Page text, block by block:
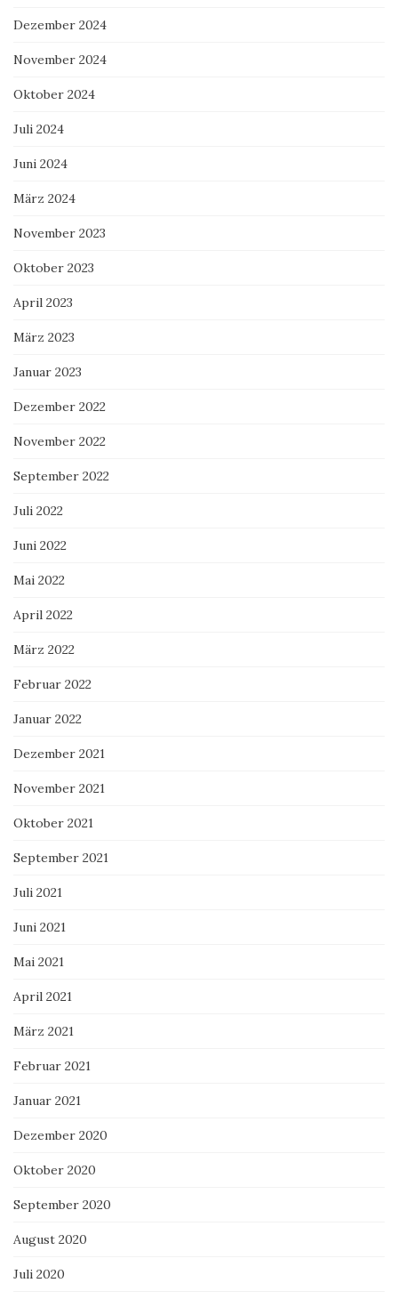
Dezember 2024
November 2024
Oktober 2024
Juli 2024
Juni 2024
März 2024
November 2023
Oktober 2023
April 2023
März 2023
Januar 2023
Dezember 2022
November 2022
September 2022
Juli 2022
Juni 2022
Mai 2022
April 2022
März 2022
Februar 2022
Januar 2022
Dezember 2021
November 2021
Oktober 2021
September 2021
Juli 2021
Juni 2021
Mai 2021
April 2021
März 2021
Februar 2021
Januar 2021
Dezember 2020
Oktober 2020
September 2020
August 2020
Juli 2020